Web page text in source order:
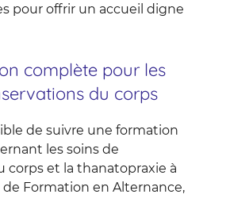
pour offrir un accueil digne
complète pour les
du corps
de suivre une formation
les soins de
corps et la thanatopraxie à
de Formation en Alternance,